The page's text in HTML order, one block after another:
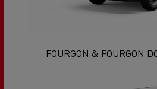
FOURGON & FOURGON